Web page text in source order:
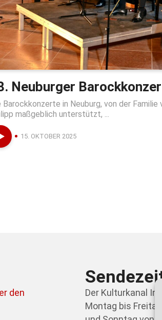
Neuburger
Barockkonzerte in Neuburg, von der Familie
maßgeblich unterstützt, ...
15. OKTOBER 2025
den
Der Kulturkanal
Montag bis Freitag